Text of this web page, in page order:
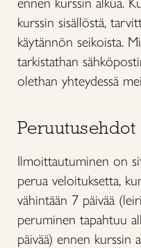
kurssin sisällöstä,
käytännön seikoista.
tarkistathan
olethan yhteydessä
Peruutusehdot
Ilmoittautuminen on
perua veloituksetta,
vähintään 7 päivää
peruminen tapahtuu
päivää) ennen kurssin